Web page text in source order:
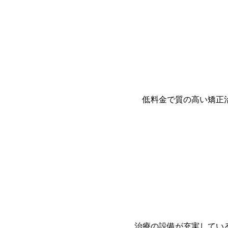
低料金で質の高い矯正
治療の設備が充実して